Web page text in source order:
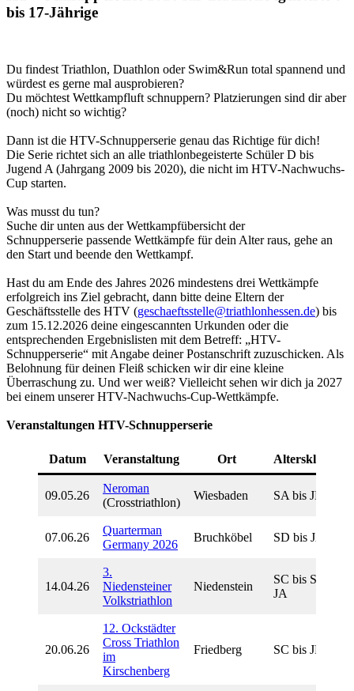
bis 17-Jährige
Du findest Triathlon, Duathlon oder Swim&Run total spannend und
würdest es gerne mal ausprobieren?
Du möchtest Wettkampfluft schnuppern? Platzierungen sind dir aber
(noch) nicht so wichtig?
Dann ist die HTV-Schnupperserie genau das Richtige für dich!
Die Serie richtet sich an alle triathlonbegeisterte Schüler D bis
Jugend A (Jahrgang 2009 bis 2020), die nicht im HTV-Nachwuchs-
Cup starten.
Was musst du tun?
Suche dir unten aus der Wettkampfübersicht der
Schnupperserie passende Wettkämpfe für dein Alter raus, gehe an
den Start und beende den Wettkampf.
Hast du am Ende des Jahres 2026 mindestens drei Wettkämpfe
erfolgreich ins Ziel gebracht, dann bitte deine Eltern der
Geschäftsstelle des HTV (geschaeftsstelle@triathlonhessen.de) bis
zum 15.12.2026 deine eingescannten Urkunden oder die
entsprechenden Ergebnislisten mit dem Betreff: „HTV-
Schnupperserie“ mit Angabe deiner Postanschrift zuzuschicken. Als
Belohnung für deinen Fleiß schicken wir dir eine kleine
Überraschung zu. Und wer weiß? Vielleicht sehen wir dich ja 2027
bei einem unserer HTV-Nachwuchs-Cup-Wettkämpfe.
Veranstaltungen HTV-Schnupperserie
Datum Veranstaltung Ort Altersklassen
09.05.26
Neroman
(Crosstriathlon)
Wiesbaden SA bis JB
07.06.26
Quarterman
Germany 2026
Bruchköbel SD bis JA
14.04.26
3.
Niedensteiner
Volkstriathlon
Niedenstein
SC bis SB,
JA
20.06.26
12. Ockstädter
Cross Triathlon
im
Kirschenberg
Friedberg SC bis JB